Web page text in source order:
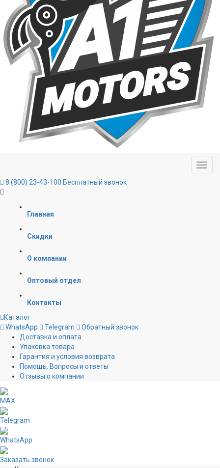
8 (800) 23-43-100 Бесплатный звонок
Главная
Скидки
О компании
Оптовый отдел
Контакты
Каталог
WhatsApp
Telegram
Обратный звонок
Доставка и оплата
Упаковка товара
Гарантия и условия возврата
Помощь. Вопросы и ответы
Отзывы о компании
MAX
Telegram
WhatsApp
Заказать звонок